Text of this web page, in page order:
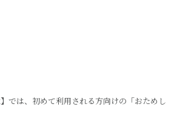
では、初めて利用される方向けの「おためし